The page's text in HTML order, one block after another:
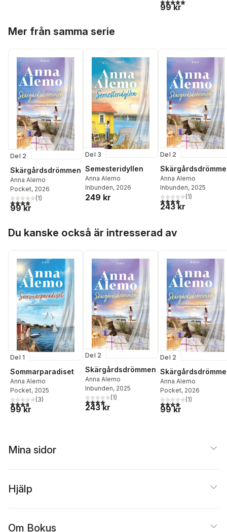
99 kr
Mer från samma serie
Del 2
Skärgårdsdrömmen
Anna Alemo
Pocket, 2026
4,0utav 5 stjärnor. Totalt antal röster:
(1)
99 kr
Del 3
Semesteridyllen
Anna Alemo
Inbunden, 2026
249 kr
Del 2
Anna Alemo
Inbunden, 2025
4,0utav 5 stjärnor.
(1)
243 kr
Du kanske också är intresserad av
Del 1
Sommarparadiset
Anna Alemo
Pocket, 2025
3,7utav 5 stjärnor. Totalt antal röster:
(3)
99 kr
Del 2
Skärgårdsdrömmen
Anna Alemo
Inbunden, 2025
4,0utav 5 stjärnor. Totalt antal röster:
(1)
243 kr
Del 2
Anna Alemo
Pocket, 2026
4,0utav 5 stjärnor.
(1)
99 kr
Mina sidor
Hjälp
Om Bokus